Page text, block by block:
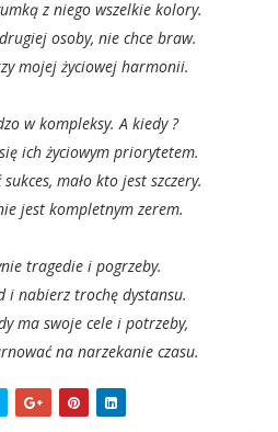
z niego wszelkie kolory.
osoby, nie chce braw.
mojej życiowej harmonii.
w kompleksy. A kiedy ?
ich życiowym priorytetem.
mało kto jest szczery.
jest kompletnym zerem.
tragedie i pogrzeby.
i nabierz trochę dystansu.
ma swoje cele i potrzeby,
na narzekanie czasu.